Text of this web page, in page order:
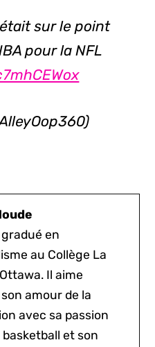
sur le point
pour la NFL
en
au Collège La
Il aime
amour de la
avec sa passion
basketball et son